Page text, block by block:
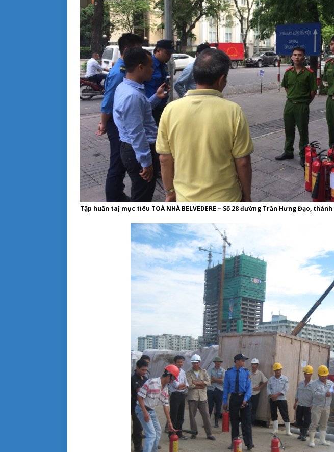
Tập huấn taị mục tiêu TOÀ NHÀ BELVEDERE – Số 28 đường Trần Hưng Đạo,